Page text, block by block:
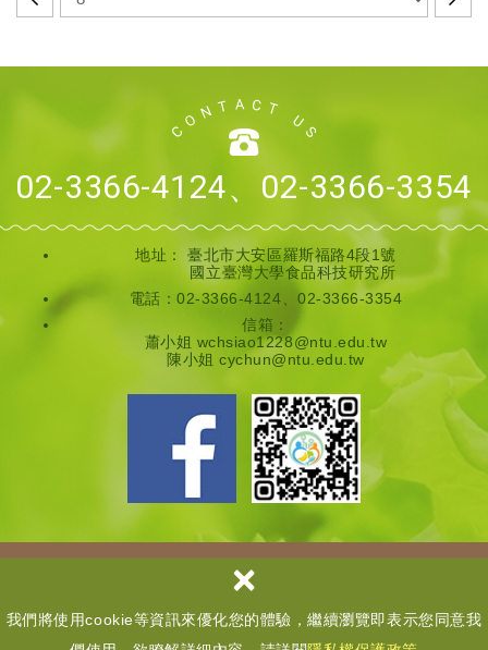
我們將使用cookie等資訊來優化您的體驗，繼續瀏覽即表示您同意我
×
02-3366-4124、02-3366-3354
地址：臺北市大安區羅斯福路4段1號
國立臺灣大學食品科技研究所
電話：02-3366-4124、02-3366-3354
信箱：
蕭小姐 wchsiao1228@ntu.edu.tw
陳小姐 cychun@ntu.edu.tw
Copyright © 國立臺灣大學全齡營養領域教學推動中心 All Rights
Reserved.
網頁設計│ 多米諾